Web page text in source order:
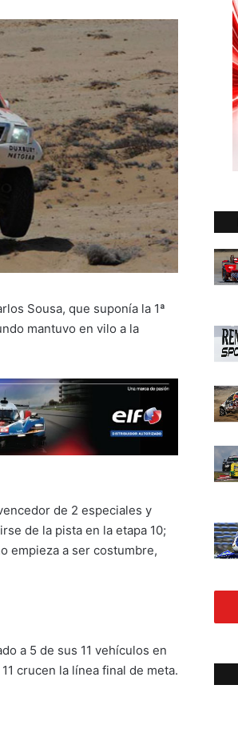
Sousa, que suponía la 1ª
mantuvo en vilo a la
de 2 especiales y
de la pista en la etapa 10;
empieza a ser costumbre,
a 5 de sus 11 vehículos en
crucen la línea final de meta.